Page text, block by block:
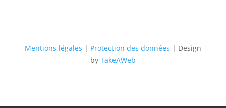
Mentions légales | Protection des données | Design
by TakeAWeb